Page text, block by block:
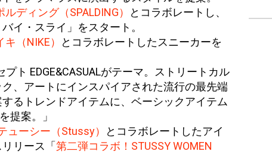
ルディング（SPALDING）
とコラボレートし、
イ・スライ」をスタート。
キ（NIKE）
とコラボレートしたスニーカーを
プト EDGE&CASUALがテーマ。ストリートカル
、アートにインスパイアされた流行の最先端
るトレンドアイテムに、ベーシックアイテム
提案。」
ューシー（Stussy）
とコラボレートしたアイ
リース「 第二弾コラボ！STUSSY WOMEN